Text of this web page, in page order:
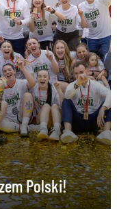
Polski!